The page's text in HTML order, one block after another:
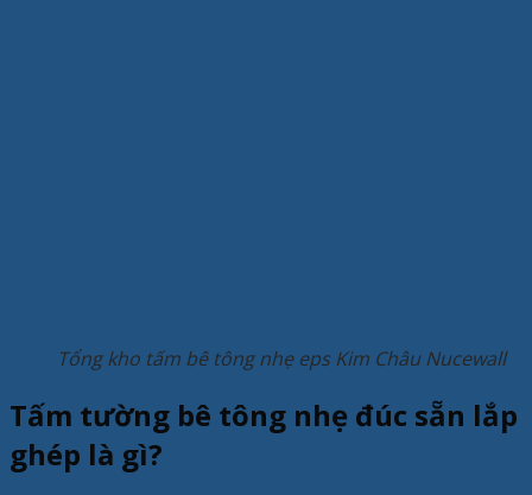
Tổng kho tấm bê tông nhẹ eps Kim Châu Nucewall
Tấm tường bê tông nhẹ đúc sẵn lắp
ghép là gì?